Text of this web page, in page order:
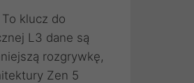
klucz do
L3 dane są
rozgrywkę,
Zen 5